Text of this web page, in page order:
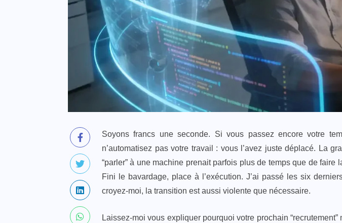
Soyons francs une seconde. Si vous passez encore votre
n’automatisez pas votre travail : vous l’avez juste déplacé. La
“parler” à une machine prenait parfois plus de temps que de faire
Fini le bavardage, place à l’exécution. J’ai passé les six
croyez-moi, la transition est aussi violente que nécessaire.
Laissez-moi vous expliquer pourquoi votre prochain